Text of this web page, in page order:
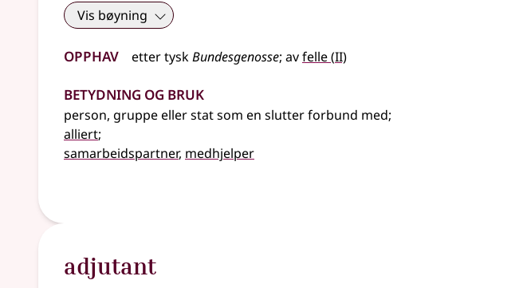
Vis bøyning
Opphav ettertyskBundesgenosse; avfelle(2
II)
Betydning og bruk
person, gruppe eller stat som en slutter forbund med;
alliert;
samarbeidspartner, medhjelper
adjutant